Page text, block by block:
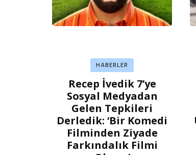
HABERLER
Recep İvedik 7’ye
Sosyal Medyadan
Gelen Tepkileri
Derledik: ‘Bir Komedi
Filminden Ziyade
Farkındalık Filmi